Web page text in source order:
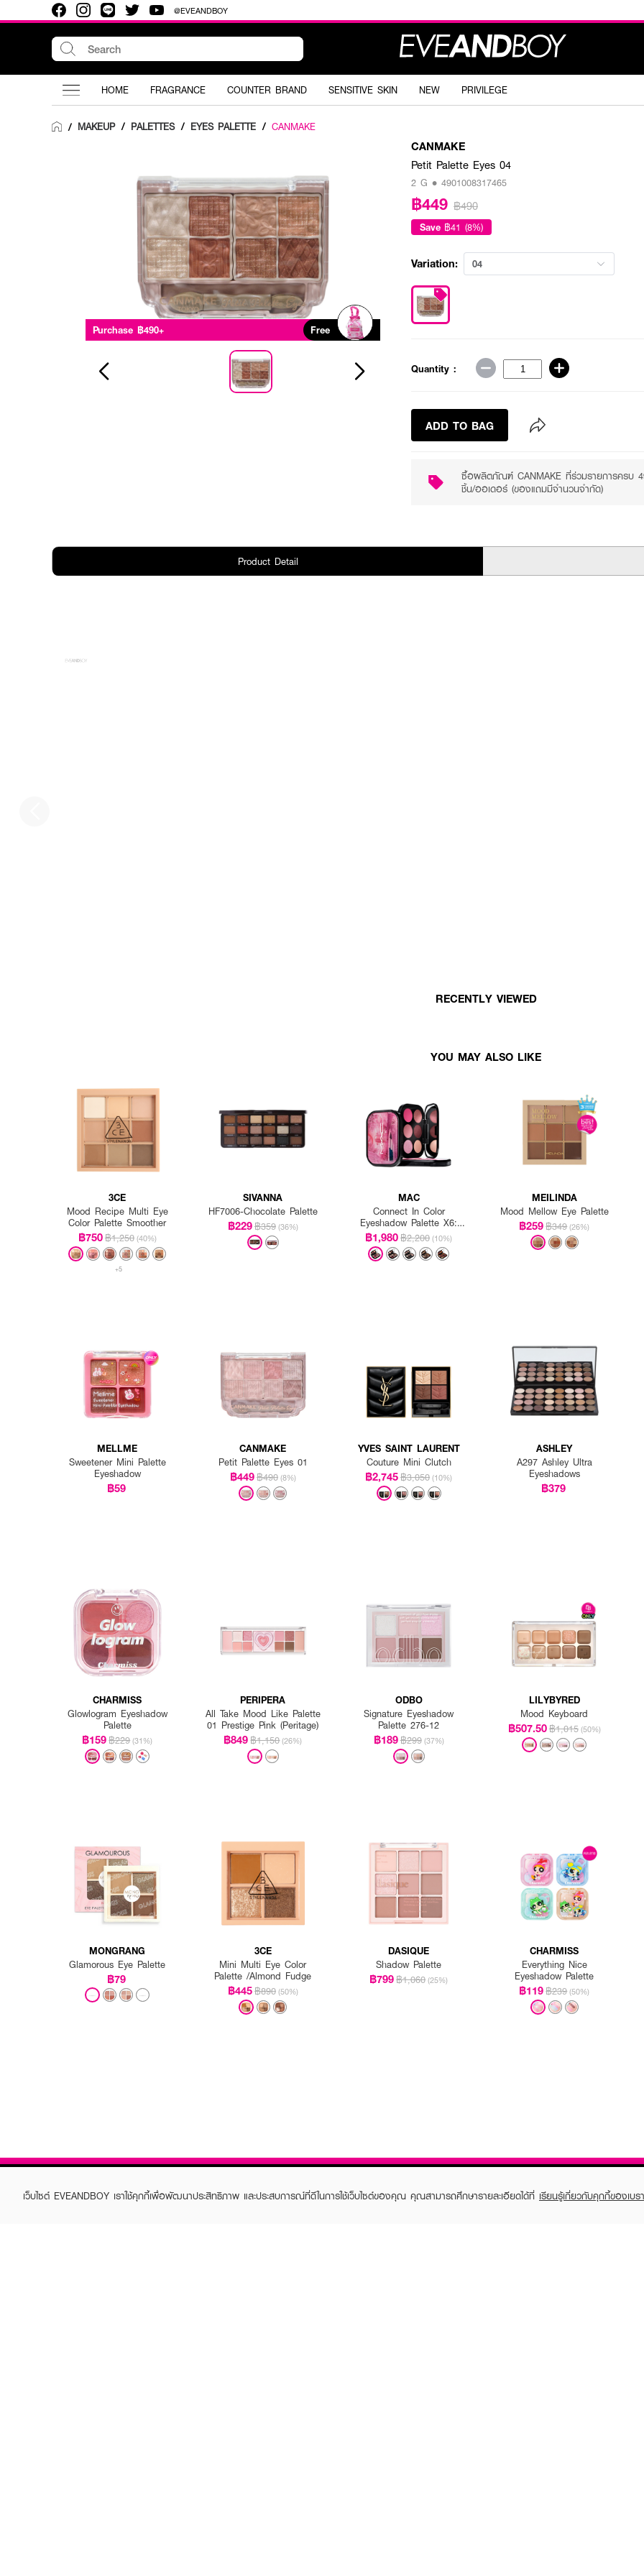
@EVEANDBOY
HOME FRAGRANCE COUNTER BRAND SENSITIVE SKIN NEW PRIVILEGE
/ MAKEUP / PALETTES / EYES PALETTE / CANMAKE
Purchase ฿490+ Free
CANMAKE
Petit Palette Eyes 04
2 G • 4901008317465
฿449 ฿490
Save ฿41 (8%)
Variation: 04
Quantity :
ADD TO BAG
ซื้อผลิตภัณฑ์ CANMAKE ที่ร่วมรายการครบ
ชิ้น/ออเดอร์ (ของแถมมีจำนวนจำกัด)
Product Detail
RECENTLY VIEWED
YOU MAY ALSO LIKE
3CE
Mood Recipe Multi Eye
Color Palette Smoother
฿750฿1,250 (40%)
+5
SIVANNA
HF7006-Chocolate Palette
฿229฿359 (36%)
MAC
Connect In Color
Eyeshadow Palette X6:
Rose Lens
฿1,980฿2,200 (10%)
MEILINDA
Mood Mellow Eye Palette
฿259฿349 (26%)
MELLME
Sweetener Mini Palette
Eyeshadow
฿59
CANMAKE
Petit Palette Eyes 01
฿449฿490 (8%)
YVES SAINT LAURENT
Couture Mini Clutch
฿2,745฿3,050 (10%)
ASHLEY
A297 Ashley Ultra
Eyeshadows
฿379
CHARMISS
Glowlogram Eyeshadow
Palette
฿159฿229 (31%)
PERIPERA
All Take Mood Like Palette
01 Prestige Pink (Peritage)
฿849฿1,150 (26%)
ODBO
Signature Eyeshadow
Palette 276-12
฿189฿299 (37%)
LILYBYRED
Mood Keyboard
฿507.50฿1,015 (50%)
MONGRANG
Glamorous Eye Palette
฿79
3CE
Mini Multi Eye Color
Palette /Almond Fudge
฿445฿890 (50%)
DASIQUE
Shadow Palette
฿799฿1,060 (25%)
CHARMISS
Everything Nice
Eyeshadow Palette
฿119฿239 (50%)
เว็บไซต์ EVEANDBOY เราใช้คุกกี้เพื่อพัฒนาประสิทธิภาพ และประสบการณ์ที่ดีในการใช้เว็บไซต์ของคุณ คุณสามารถศึกษารายละเอียดได้ที่ เรียนรู้เกี่ยวกับคุกกี้ของเบร